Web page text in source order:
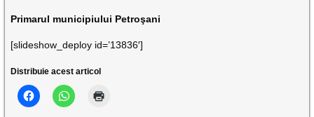
Primarul municipiului Petroşani
[slideshow_deploy id=’13836′]
Distribuie acest articol